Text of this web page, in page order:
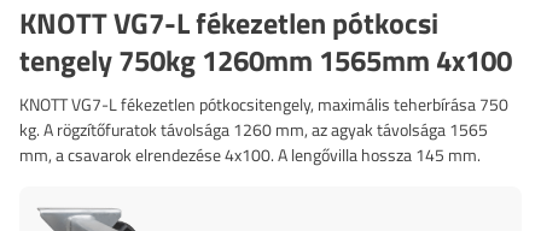
KNOTT VG7-L fékezetlen pótkocsi
tengely 750kg 1260mm 1565mm 4x100
KNOTT VG7-L fékezetlen pótkocsitengely, maximális teherbírása 750
kg. A rögzítőfuratok távolsága 1260 mm, az agyak távolsága 1565
mm, a csavarok elrendezése 4x100. A lengővilla hossza 145 mm.